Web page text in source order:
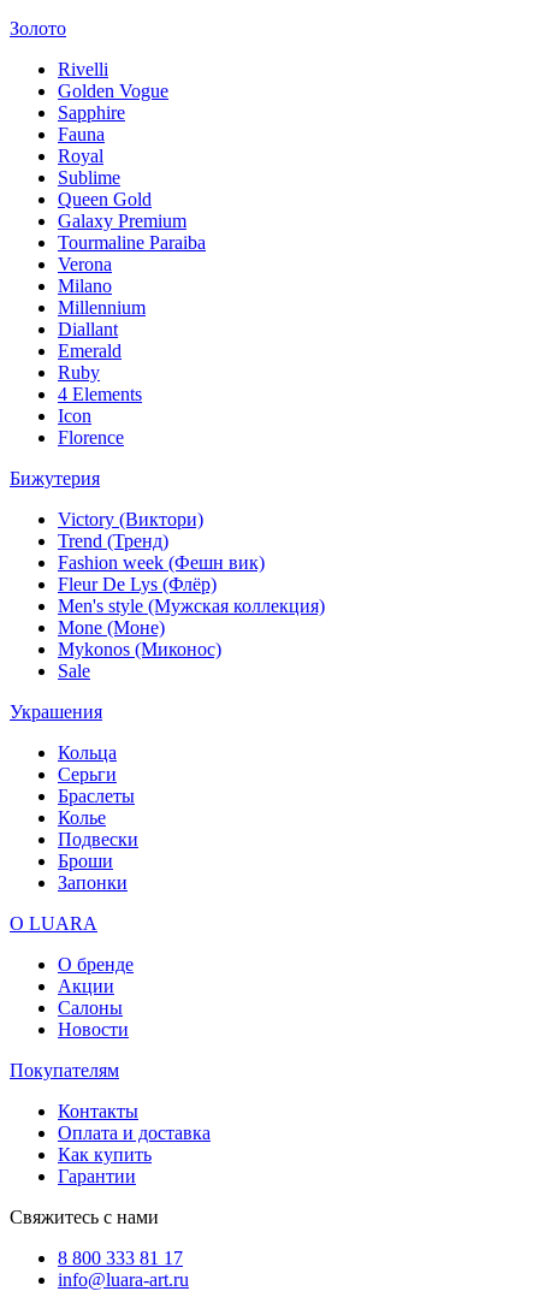
Золото
Rivelli
Golden Vogue
Sapphire
Fauna
Royal
Sublime
Queen Gold
Galaxy Premium
Tourmaline Paraiba
Verona
Milano
Millennium
Diallant
Emerald
Ruby
4 Elements
Icon
Florence
Бижутерия
Victory (Виктори)
Trend (Тренд)
Fashion week (Фешн вик)
Fleur De Lys (Флёр)
Men's style (Мужская коллекция)
Mone (Моне)
Mykonos (Миконос)
Sale
Украшения
Кольца
Серьги
Браслеты
Колье
Подвески
Броши
Запонки
О LUARA
О бренде
Акции
Салоны
Новости
Покупателям
Контакты
Оплата и доставка
Как купить
Гарантии
Свяжитесь с нами
8 800 333 81 17
info@luara-art.ru